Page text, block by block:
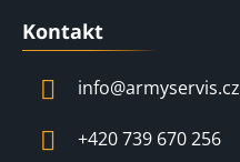
Kontakt
info@armyservis.cz
+420 739 670 256